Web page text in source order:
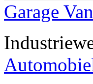
Garage